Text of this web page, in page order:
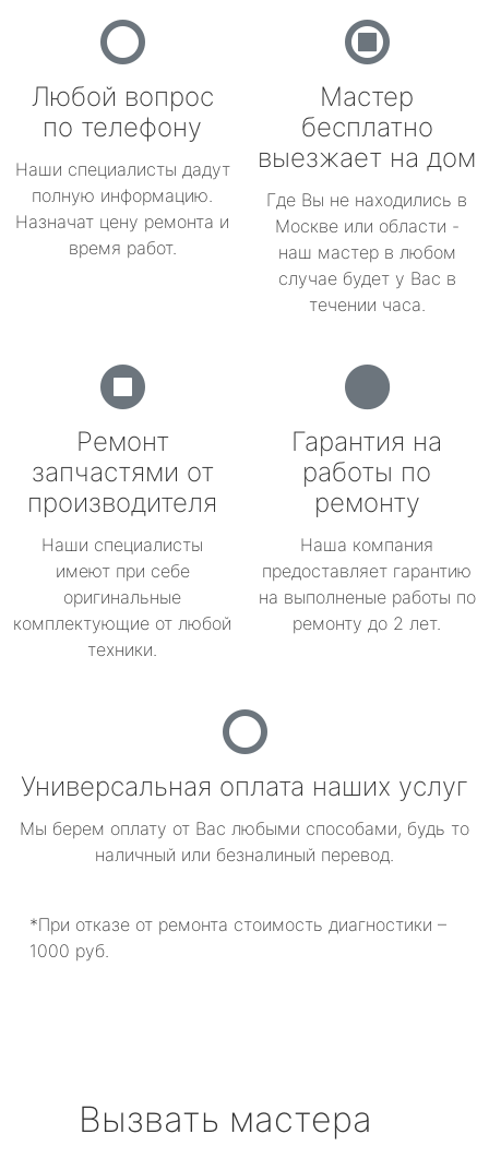
Любой вопрос
по телефону
Наши специалисты дадут
полную информацию.
Назначат цену ремонта и
время работ.
Мастер
бесплатно
выезжает на дом
Где Вы не находились в
Москве или области -
наш мастер в любом
случае будет у Вас в
течении часа.
Ремонт
запчастями от
производителя
Наши специалисты
имеют при себе
оригинальные
комплектующие от любой
техники.
Гарантия на
работы по
ремонту
Наша компания
предоставляет гарантию
на выполненые работы по
ремонту до 2 лет.
Универсальная оплата наших услуг
Мы берем оплату от Вас любыми способами, будь то
наличный или безналиный перевод.
*При отказе от ремонта стоимость диагностики –
1000 руб.
Вызвать мастера